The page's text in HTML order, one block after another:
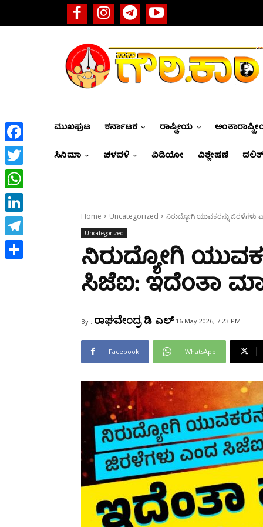
ಮುಖಪುಟ ಕರ್ನಾಟಕ ರಾಷ್ಟ್ರೀಯ
ಸಿನಿಮಾ
ಚಳವಳಿ ವಿಡಿಯೋ ವಿಶ್ಲೇಷಣೆ ದಲಿತ್
Home Uncategorized ನಿರುದ್ಯೋಗಿ ಯುವಕರನ್ನು
Uncategorized
ನಿರುದ್ಯೋಗಿ
ಸಿಜೆಐ: ಇದೆಂತಾ
By : ರಾಘವೇಂದ್ರ ಡಿ ಎಲ್ 16 May 2026, 7:23 PM
Facebook WhatsApp
Facebook
Twitter
WhatsApp
LinkedIn
Telegram